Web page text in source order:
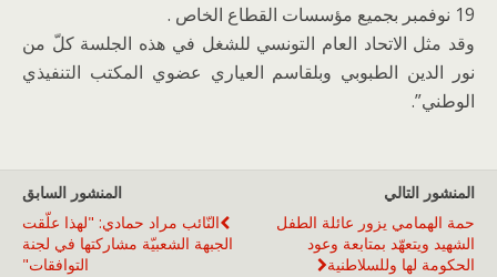
19 نوفمبر بجميع مؤسسات القطاع الخاص .
وقد مثل الاتحاد العام التونسي للشغل في هذه الجلسة كلّ من
نور الدين الطبوبي وبلقاسم العياري عضوي المكتب التنفيذي
الوطني”.
المنشور السابق
النّائب مراد حمادي: "لهذا علّقت
الجبهة الشعبيّة مشاركتها في لجنة
التوافقات"
المنشور التالي
حمة الهمامي يزور عائلة الطفل
الشهيد ويتعهّد بمتابعة وعود
الحكومة لها وللسلاطنية